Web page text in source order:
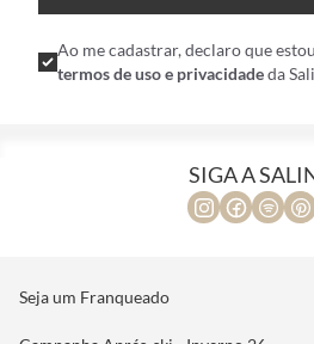
Ao me cadastrar, declaro que
termos de uso e privacidadeda
SIGA A
Seja um Franqueado